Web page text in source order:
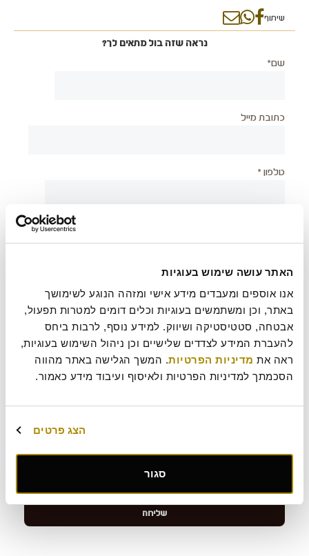
האתר עושה שימוש בעוגיות
ראה את מדיניות הפרטיות
הסכמתך למדיניות הפרטיות ולאיסוף ועיבוד מידע כאמור.
הצג פרטים
סגור
שיתוף
נראה שזה בול מתאים לך?
שם*
כתובת מייל
טלפון *
בעת שליחת טופס זה אני מאשר/ת כי קראתי אתמדיניות
הפרטיות של רולדין
?